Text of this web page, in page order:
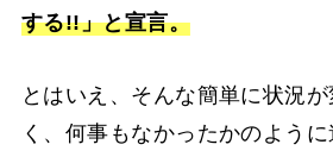
する!!」と宣言。
とはいえ、そんな簡単に状況
く、何事もなかったかのよう